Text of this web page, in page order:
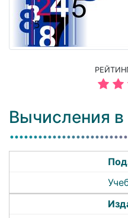
Вычисления в